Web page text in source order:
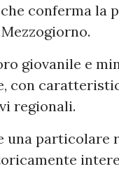
conferma la
giovanile e
con
regionali.
una particolare